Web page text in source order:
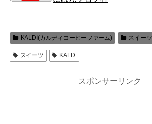
KALDI(カルディコーヒーファーム) スイーツ
スイーツ KALDI
スポンサーリンク